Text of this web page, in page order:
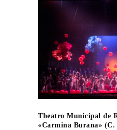
Theatro Municipal de
«Carmina Burana»